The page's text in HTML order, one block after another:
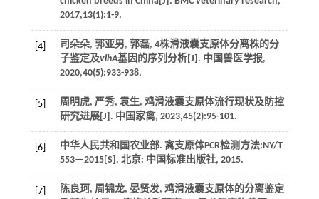
2017,13(1):1-9.
[4]
司朵朵, 郭亚男, 郭磊, 4株滑液囊支原体分离株的分
子鉴定及vlhA基因的序列分析[J]. 中国兽医学报,
2020,40(5):933-938.
[5]
周明虎, 严秀, 袁生, 鸡滑液囊支原体流行现状及防控
研究进展[J]. 中国家禽, 2023,45(2):95-101.
[6] 中华人民共和国农业部. 禽支原体PCR检测方法:NY/T
553—2015[S]. 北京: 中国标准出版社, 2015.
[7]
陈良珂, 周锦龙, 晏贤发, 鸡滑液囊支原体的分离鉴定